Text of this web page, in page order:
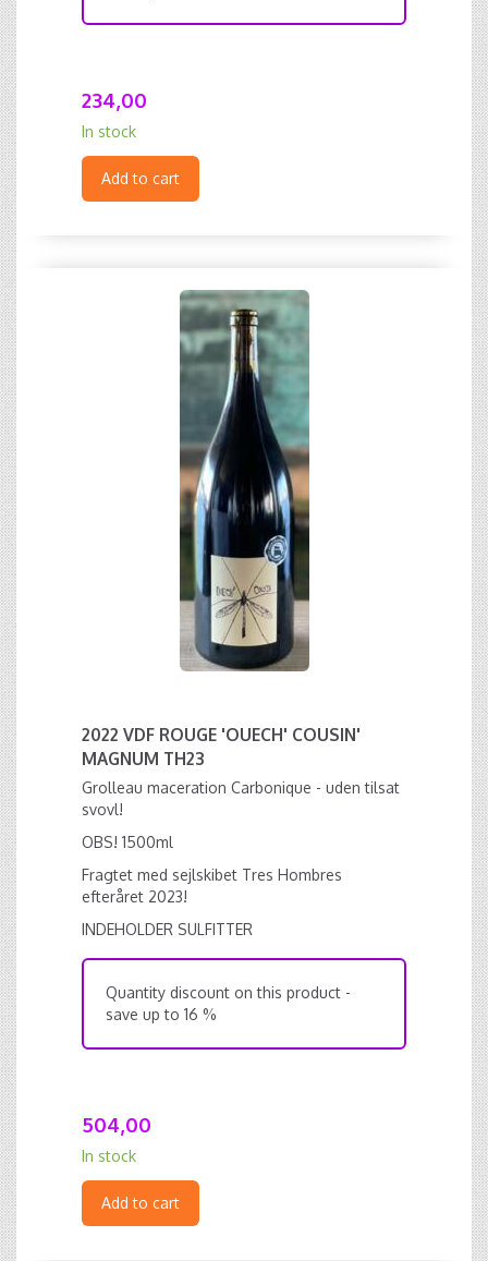
234,00
In stock
Add to cart
2022 VDF ROUGE 'OUECH' COUSIN'
MAGNUM TH23
Grolleau maceration Carbonique - uden tilsat
svovl!
OBS! 1500ml
Fragtet med sejlskibet Tres Hombres
efteråret 2023!
INDEHOLDER SULFITTER
Quantity discount on this product -
save up to 16 %
504,00
In stock
Add to cart